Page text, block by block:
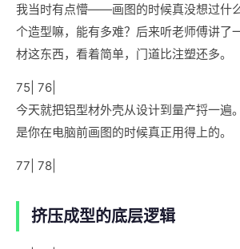
我当时有点懵——画图的时候真没想过什
个造型嘛，能有多难？后来听老师傅讲了
材这东西，看着简单，门道比注塑还多。
75| 76|
今天就把铝型材外壳从设计到量产捋一遍
是你在电脑前画图的时候真正用得上的。
77| 78|
挤压成型的底层逻辑